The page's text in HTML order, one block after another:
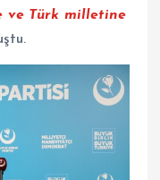
ve Türk milletine